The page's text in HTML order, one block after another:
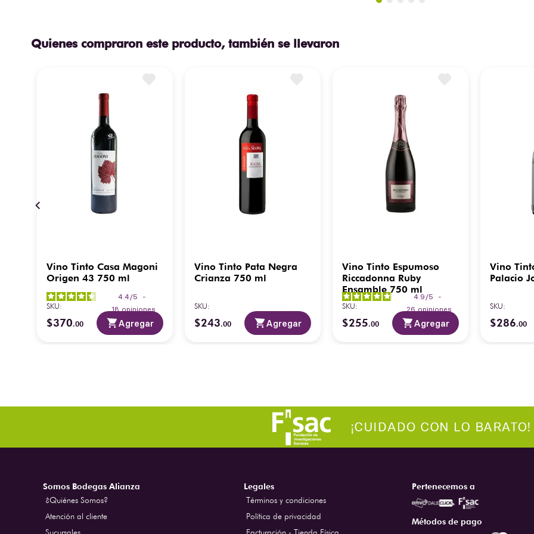
Quienes compraron este producto, también se llevaron
Vino Tinto Casa Magoni
Origen 43 750 ml
4.4 /5
-
18 opiniones
SKU:
$370.00 Agregar
Vino Tinto Pata Negra
Crianza 750 ml
SKU:
$243.00 Agregar
Vino Tinto Espumoso
Riccadonna Ruby
Ensamble 750 ml
4.9 /5
-
26 opiniones
SKU:
$255.00 Agregar
Vino
Palacio
SKU:
$286.00
Somos Bodegas Alianza
¿Quiénes Somos?
Atención al cliente
Legales
Términos y condiciones
Política de privacidad
Pertenecemos a
Métodos de pago